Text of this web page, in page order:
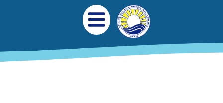
Pasar al contenido principalNavegación
Abrir menú móvil